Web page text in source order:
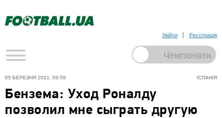
Увійти Реєстрація
ІСПАНІЯ
05 БЕРЕЗНЯ 2021, 09:59
Бензема: Уход Роналду
позволил мне сыграть другую